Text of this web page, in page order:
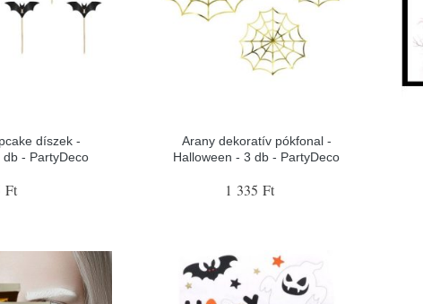
díszek -
- PartyDeco
Ft
Arany dekoratív pókfonal -
Halloween - 3 db - PartyDeco
1 335 Ft